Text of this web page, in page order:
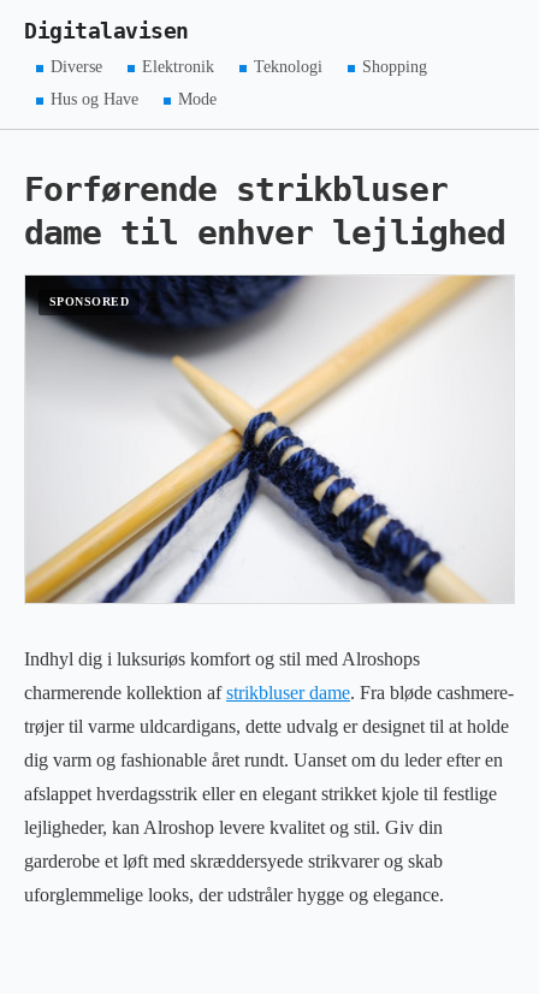
Digitalavisen
Diverse Elektronik Teknologi
Shopping
Hus og Have
Mode
Forførende strikbluser
dame til enhver lejlighed
Indhyl dig i luksuriøs komfort og stil med Alroshops
charmerende kollektion afstrikbluser dame. Fra bløde cashmere-
trøjer til varme uldcardigans, dette udvalg er designet til at holde
dig varm og fashionable året rundt. Uanset om du leder efter en
afslappet hverdagsstrik eller en elegant strikket kjole til festlige
lejligheder, kan Alroshop levere kvalitet og stil. Giv din
garderobe et løft med skræddersyede strikvarer og skab
uforglemmelige looks, der udstråler hygge og elegance.